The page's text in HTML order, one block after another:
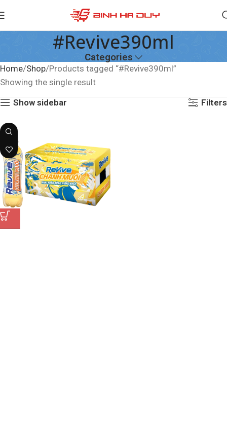
#Revive390ml
Categories
Home Shop Products tagged “#Revive390ml”
Showing the single result
Show sidebar
Filters